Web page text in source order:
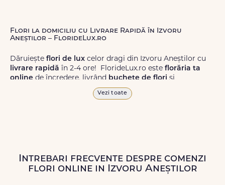
Flori la domiciliu cu Livrare Rapidă în Izvoru
Aneștilor – FlorideLux.ro
Dăruiește flori de lux celor dragi din Izvoru Aneștilor cu
livrare rapidă în 2-4 ore! FlorideLux.ro este florăria ta
online de încredere, livrând buchete de flori și
de calitate superioară în Izvoru
Aneștilor și în toată România.
Livrăm buchete de flori chiar și înweekend, pentru ca tu
Vezi toate
Intrebari frecvente despre comenzi
flori online in Izvoru Aneștilor